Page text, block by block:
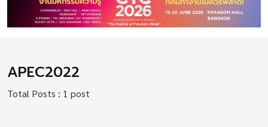
APEC2022
Total Posts : 1 post